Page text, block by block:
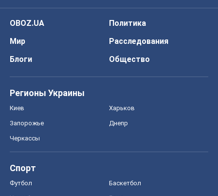
OBOZ.UA
Политика
Мир
Расследования
Блоги
Общество
Регионы Украины
Киев Харьков
Запорожье Днепр
Черкассы
Спорт
Футбол Баскетбол